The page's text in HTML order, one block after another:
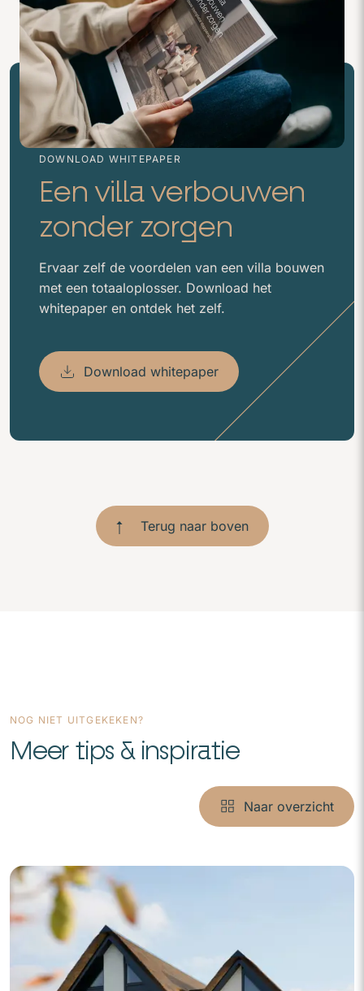
DOWNLOAD WHITEPAPER
Een villa verbouwen
zonder zorgen
Ervaar zelf de voordelen van een villa bouwen
met een totaaloplosser. Download het
whitepaper en ontdek het zelf.
Download whitepaper
Terug naar boven
NOG NIET UITGEKEKEN?
Meer tips & inspiratie
Naar overzicht